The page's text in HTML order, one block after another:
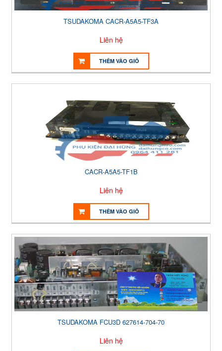
TSUDAKOMA CACR-A5A5-TF3A
Liên hệ
THÊM VÀO GIỎ
CACR-A5A5-TF1B
Liên hệ
THÊM VÀO GIỎ
TSUDAKOMA FCU3D 627614-704-70
Liên hệ